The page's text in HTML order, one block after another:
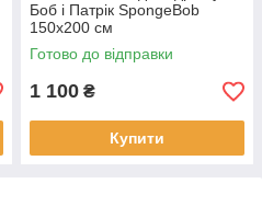
Боб і Патрік SpongeBob
150х200 см
Готово до відправки
1 100 ₴
Купити